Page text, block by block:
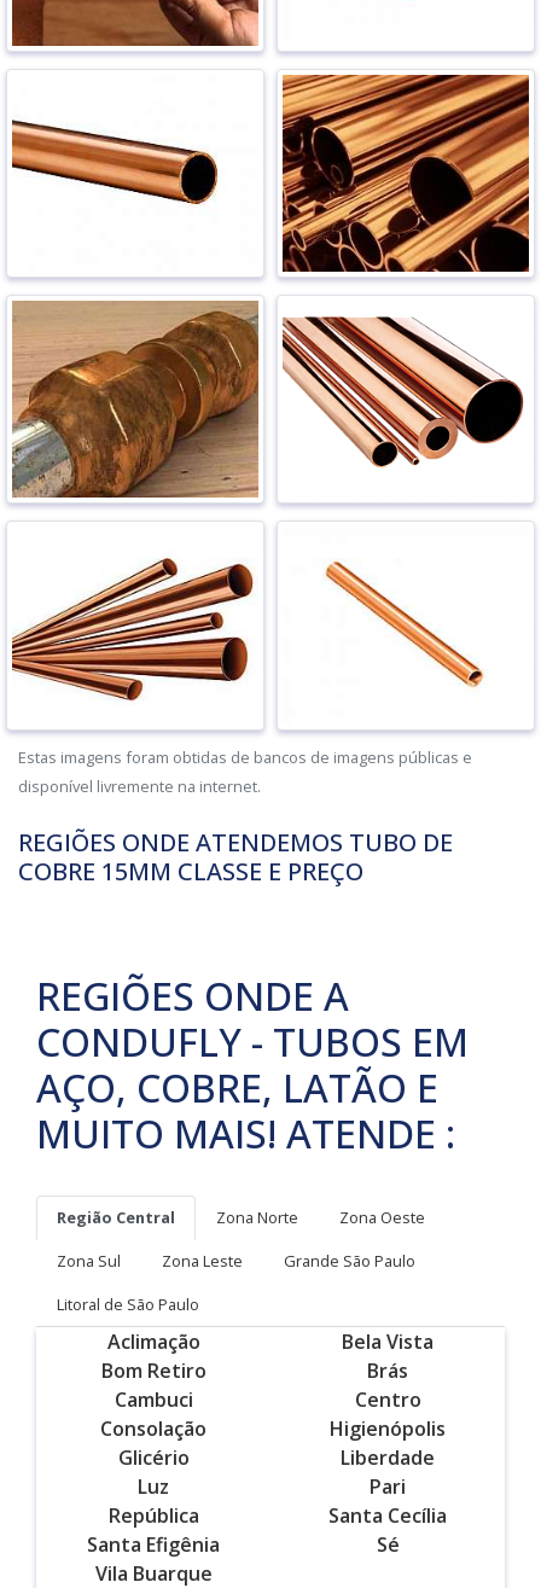
Estas imagens foram obtidas de bancos de imagens públicas e
disponível livremente na internet.
REGIÕES ONDE ATENDEMOS TUBO DE
COBRE 15MM CLASSE E PREÇO
REGIÕES ONDE A
CONDUFLY - TUBOS EM
AÇO, COBRE, LATÃO E
MUITO MAIS! ATENDE :
Região Central Zona Norte
Zona Oeste
Zona Sul
Zona Leste
Grande São Paulo
Litoral de São Paulo
Aclimação
Bela Vista
Bom Retiro
Brás
Cambuci
Centro
Consolação
Higienópolis
Glicério
Liberdade
Luz
Pari
República
Santa Cecília
Santa Efigênia
Sé
Vila Buarque